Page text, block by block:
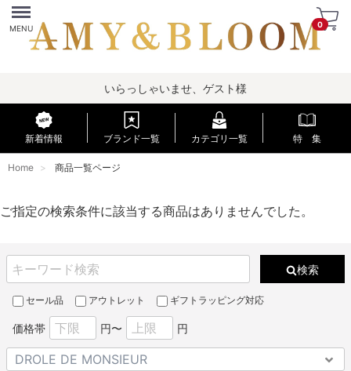
Menu
MENU 0
いらっしゃいませ、ゲスト様
新着情報 ブランド一覧 カテゴリ一覧 特 集
Home 商品一覧ページ
ご指定の検索条件に該当する商品はありませんでした。
検索
セール品 アウトレット ギフトラッピング対応
価格帯 円〜 円